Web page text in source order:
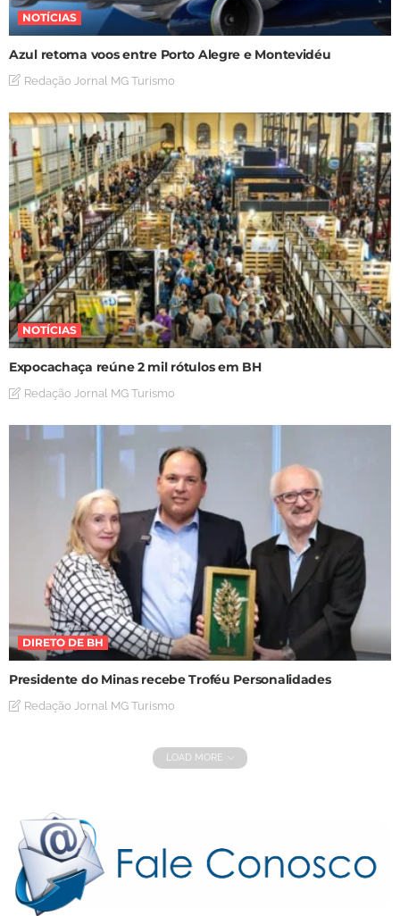
NOTÍCIAS
Azul retoma voos entre Porto Alegre e Montevidéu
Redação Jornal MG Turismo
NOTÍCIAS
Expocachaça reúne 2 mil rótulos em BH
Redação Jornal MG Turismo
DIRETO DE BH
Presidente do Minas recebe Troféu Personalidades
Redação Jornal MG Turismo
LOAD MORE